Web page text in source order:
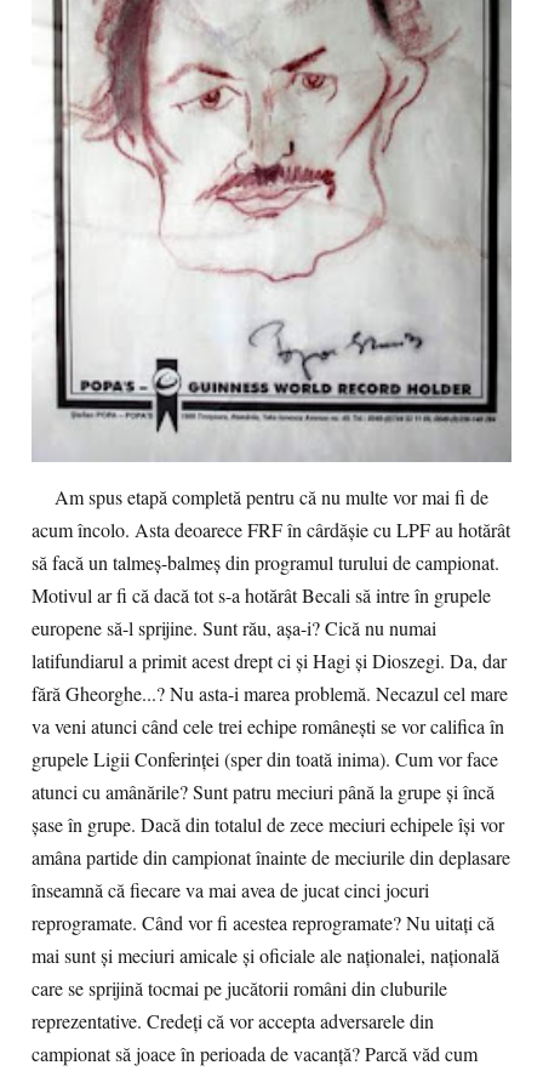
Am spus etapă completă pentru că nu multe vor mai fi de
acum încolo. Asta deoarece FRF în cârdășie cu LPF au hotărât
să facă un talmeș-balmeș din programul turului de campionat.
Motivul ar fi că dacă tot s-a hotărât Becali să intre în grupele
europene să-l sprijine. Sunt rău, așa-i? Cică nu numai
latifundiarul a primit acest drept ci și Hagi și Dioszegi. Da, dar
fără Gheorghe...? Nu asta-i marea problemă. Necazul cel mare
va veni atunci când cele trei echipe românești se vor califica în
grupele Ligii Conferinței (sper din toată inima). Cum vor face
atunci cu amânările? Sunt patru meciuri până la grupe și încă
șase în grupe. Dacă din totalul de zece meciuri echipele își vor
amâna partide din campionat înainte de meciurile din deplasare
înseamnă că fiecare va mai avea de jucat cinci jocuri
reprogramate. Când vor fi acestea reprogramate? Nu uitați că
mai sunt și meciuri amicale și oficiale ale naționalei, națională
care se sprijină tocmai pe jucătorii români din cluburile
reprezentative. Credeți că vor accepta adversarele din
campionat să joace în perioada de vacanță? Parcă văd cum